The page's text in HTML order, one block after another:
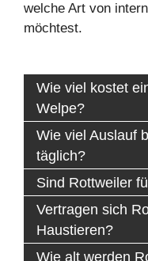
welche Art von
möchtest.
Wie viel kostet
Welpe?
Wie viel Auslauf
täglich?
Sind Rottweiler
Vertragen sich
Haustieren?
Wie alt werden